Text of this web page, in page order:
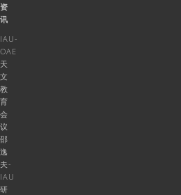
资
讯
IAU-
OAE
天
文
教
育
会
议
邵
逸
夫-
IAU
研